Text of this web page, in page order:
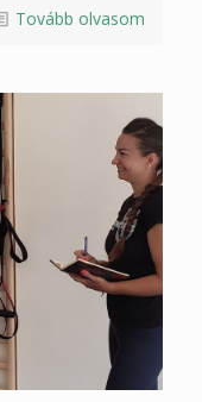
Tovább olvasom